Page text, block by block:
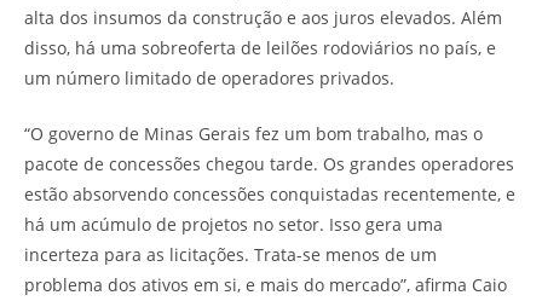
alta dos insumos da construção e aos juros elevados. Além
disso, há uma sobreoferta de leilões rodoviários no país, e
um número limitado de operadores privados.
“O governo de Minas Gerais fez um bom trabalho, mas o
pacote de concessões chegou tarde. Os grandes operadores
estão absorvendo concessões conquistadas recentemente, e
há um acúmulo de projetos no setor. Isso gera uma
incerteza para as licitações. Trata-se menos de um
problema dos ativos em si, e mais do mercado”, afirma Caio